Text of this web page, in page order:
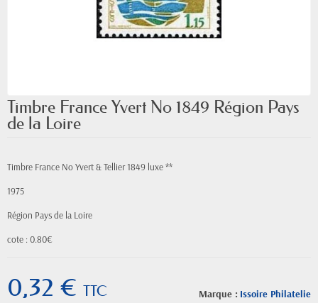
Timbre France Yvert No 1849 Région Pays
de la Loire
Timbre France No Yvert & Tellier 1849 luxe **
1975
Région Pays de la Loire
cote : 0.80€
Marque : Issoire Philatelie
0,32 € TTC